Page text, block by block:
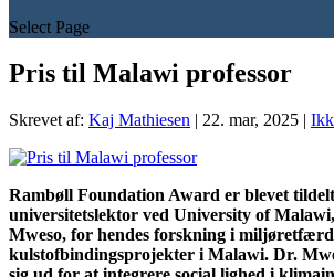
Select Page
Pris til Malawi professor
Skrevet af: Kaj Mathiesen | 22. mar, 2025 |
Rambøll Foundation Award er blevet
universitetslektor ved University of
Mweso, for hendes forskning i
kulstofbindingsprojekter i Malawi. Dr.